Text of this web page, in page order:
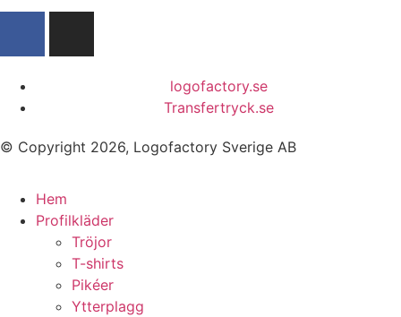
logofactory.se
Transfertryck.se
© Copyright 2026, Logofactory Sverige AB
Hem
Profilkläder
Tröjor
T-shirts
Pikéer
Ytterplagg